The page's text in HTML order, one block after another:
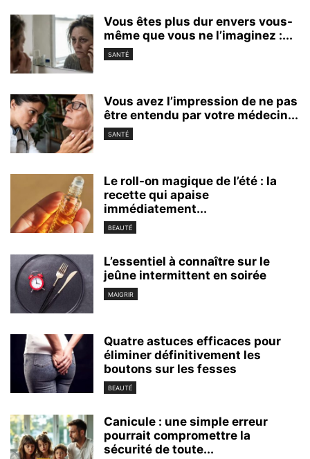
Vous êtes plus dur envers vous-
même que vous ne l’imaginez :...
SANTÉ
Vous avez l’impression de ne pas
être entendu par votre médecin...
SANTÉ
Le roll-on magique de l’été : la
recette qui apaise
immédiatement...
BEAUTÉ
L’essentiel à connaître sur le
jeûne intermittent en soirée
MAIGRIR
Quatre astuces efficaces pour
éliminer définitivement les
boutons sur les fesses
BEAUTÉ
Canicule : une simple erreur
pourrait compromettre la
sécurité de toute...